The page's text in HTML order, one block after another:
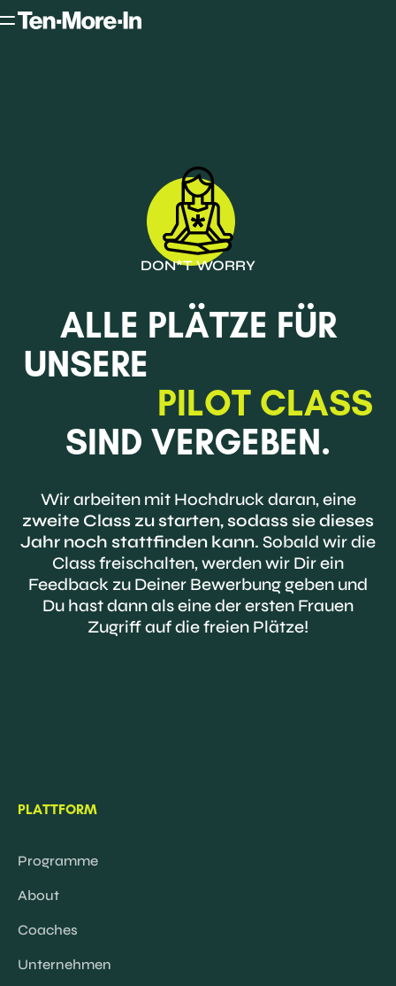
DON*T WORRY
ALLE PLÄTZE FÜR
UNSERE
PILOT CLASS
SIND VERGEBEN.
Wir arbeiten mit Hochdruck daran, eine
zweite Class zu starten, sodass sie dieses
Jahr noch stattfinden kann. Sobald wir die
Class freischalten, werden wir Dir ein
Feedback zu Deiner Bewerbung geben und
Du hast dann als eine der ersten Frauen
Zugriff auf die freien Plätze!
PLATTFORM
Programme
About
Coaches
Unternehmen